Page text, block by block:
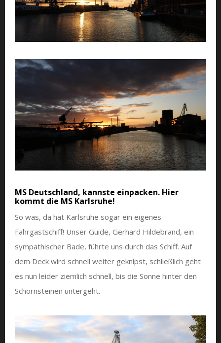
MS Deutschland, kannste einpacken. Hier
kommt die MS Karlsruhe!
So was, da hat Karlsruhe sogar ein eigenes
Fahrgastschiff! Unser Guide, Gerhard Hildebrand, ein
sympathischer Bade, führte uns durch das Schiff. Auf
dem Deck wird schnell weiter geknipst, schließlich geht
es nun leider ziemlich schnell, bis die Sonne hinter den
Schornsteinen untergeht.